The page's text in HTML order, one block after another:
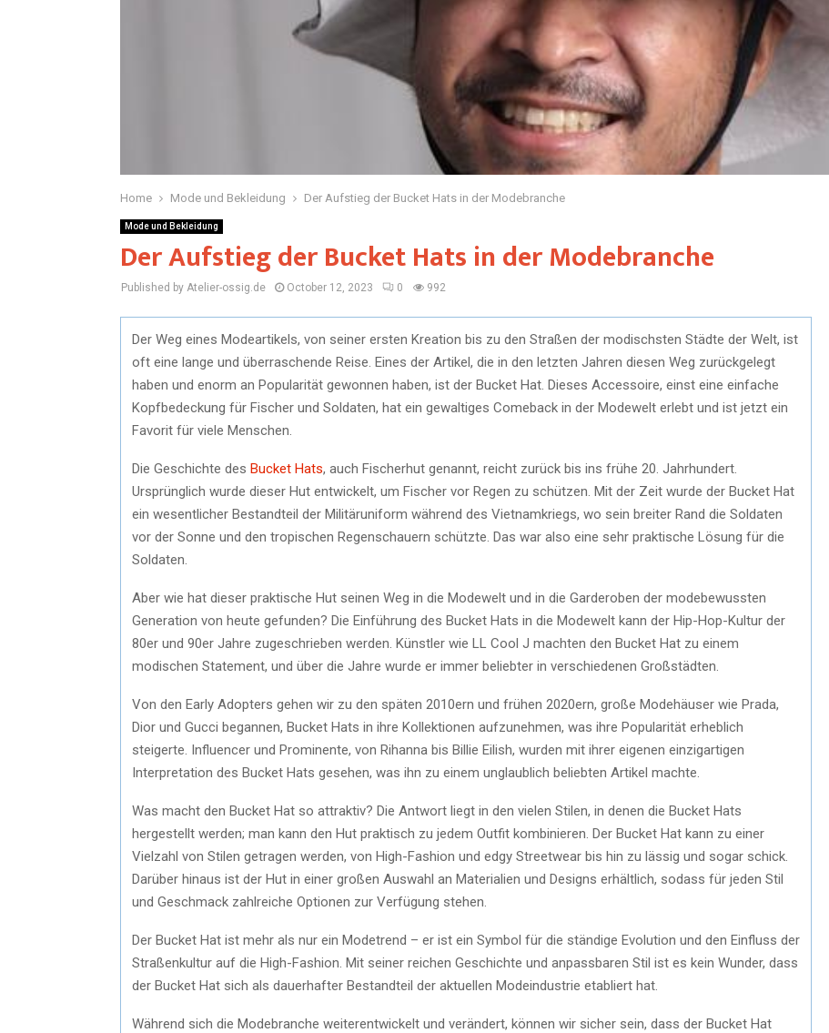
Home Mode und Bekleidung Der Aufstieg der Bucket Hats in der Modebranche
Mode und Bekleidung
Der Aufstieg der Bucket Hats in der Modebranche
Published by Atelier-ossig.de October 12, 2023 0 992
Der Weg eines Modeartikels, von seiner ersten Kreation bis zu den Straßen der modischsten Städte der Welt, ist
oft eine lange und überraschende Reise. Eines der Artikel, die in den letzten Jahren diesen Weg zurückgelegt
haben und enorm an Popularität gewonnen haben, ist der Bucket Hat. Dieses Accessoire, einst eine einfache
Kopfbedeckung für Fischer und Soldaten, hat ein gewaltiges Comeback in der Modewelt erlebt und ist jetzt ein
Favorit für viele Menschen.
Die Geschichte des Bucket Hats, auch Fischerhut genannt, reicht zurück bis ins frühe 20. Jahrhundert.
Ursprünglich wurde dieser Hut entwickelt, um Fischer vor Regen zu schützen. Mit der Zeit wurde der Bucket Hat
ein wesentlicher Bestandteil der Militäruniform während des Vietnamkriegs, wo sein breiter Rand die Soldaten
vor der Sonne und den tropischen Regenschauern schützte. Das war also eine sehr praktische Lösung für die
Soldaten.
Aber wie hat dieser praktische Hut seinen Weg in die Modewelt und in die Garderoben der modebewussten
Generation von heute gefunden? Die Einführung des Bucket Hats in die Modewelt kann der Hip-Hop-Kultur der
80er und 90er Jahre zugeschrieben werden. Künstler wie LL Cool J machten den Bucket Hat zu einem
modischen Statement, und über die Jahre wurde er immer beliebter in verschiedenen Großstädten.
Von den Early Adopters gehen wir zu den späten 2010ern und frühen 2020ern, große Modehäuser wie Prada,
Dior und Gucci begannen, Bucket Hats in ihre Kollektionen aufzunehmen, was ihre Popularität erheblich
steigerte. Influencer und Prominente, von Rihanna bis Billie Eilish, wurden mit ihrer eigenen einzigartigen
Interpretation des Bucket Hats gesehen, was ihn zu einem unglaublich beliebten Artikel machte.
Was macht den Bucket Hat so attraktiv? Die Antwort liegt in den vielen Stilen, in denen die Bucket Hats
hergestellt werden; man kann den Hut praktisch zu jedem Outfit kombinieren. Der Bucket Hat kann zu einer
Vielzahl von Stilen getragen werden, von High-Fashion und edgy Streetwear bis hin zu lässig und sogar schick.
Darüber hinaus ist der Hut in einer großen Auswahl an Materialien und Designs erhältlich, sodass für jeden Stil
und Geschmack zahlreiche Optionen zur Verfügung stehen.
Der Bucket Hat ist mehr als nur ein Modetrend – er ist ein Symbol für die ständige Evolution und den Einfluss der
Straßenkultur auf die High-Fashion. Mit seiner reichen Geschichte und anpassbaren Stil ist es kein Wunder, dass
der Bucket Hat sich als dauerhafter Bestandteil der aktuellen Modeindustrie etabliert hat.
Während sich die Modebranche weiterentwickelt und verändert, können wir sicher sein, dass der Bucket Hat